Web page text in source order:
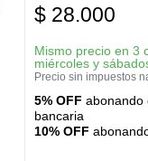
$ 28.000
Mismo precio en 3
miércoles y
Precio sin impuestos
5% OFF abonando
bancaria
10% OFF